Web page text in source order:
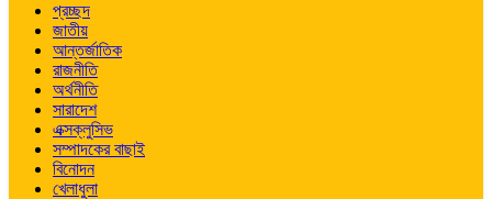
প্রচ্ছদ
জাতীয়
আন্তর্জাতিক
রাজনীতি
অর্থনীতি
সারাদেশ
এক্সক্লুসিভ
সম্পাদকের বাছাই
বিনোদন
খেলাধুলা